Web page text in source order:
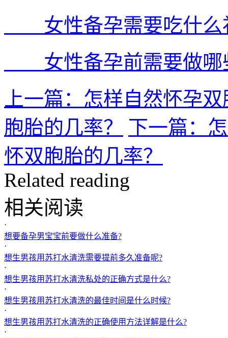
女性备孕需要吃什么
女性备孕前需要做哪
上一篇：怎样自然怀孕
胞胎的几率？
下一篇：
怀双胞胎的几率？
Related reading
相关阅读
·
想要备孕男宝宝前要做什么准备?
·
想生男孩用苏打水清洗需要提前多久准备呢?
·
想生男孩用苏打水清洗私处的正确方式是什么?
·
想生男孩用苏打水清洗的最佳时间是什么时候?
·
想生男孩用苏打水清洗的正确使用方法详解是什么?
·